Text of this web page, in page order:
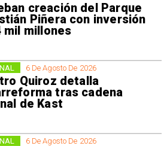
creación del Parque
Piñera con inversión
mil millones
6 De Agosto De 2026
Quiroz detalla
tras cadena
de Kast
6 De Agosto De 2026